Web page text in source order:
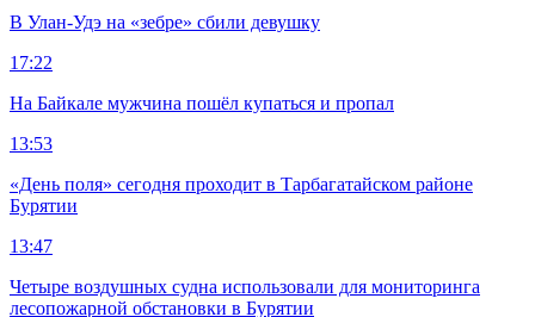
В Улан-Удэ на «зебре» сбили девушку
17:22
На Байкале мужчина пошёл купаться и пропал
13:53
«День поля» сегодня проходит в Тарбагатайском районе
Бурятии
13:47
Четыре воздушных судна использовали для мониторинга
лесопожарной обстановки в Бурятии